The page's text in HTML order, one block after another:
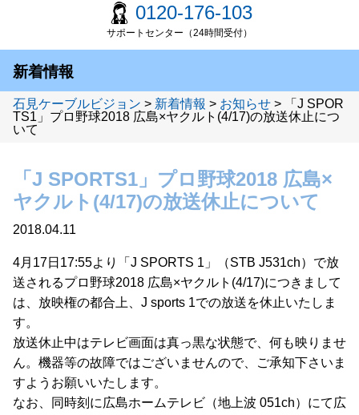
0120-176-103
サポートセンター（24時間受付）
新着情報
石見ケーブルビジョン > 新着情報 > お知らせ >
「J SPOR
TS1」プロ野球2018 広島×ヤクルト(4/17)の放送休止につ
いて
「J SPORTS1」プロ野球2018 広島×
ヤクルト(4/17)の放送休止について
2018.04.11
4月17日17:55より「J SPORTS 1」（STB J531ch）で放
送されるプロ野球2018 広島×ヤクルト(4/17)につきまして
は、放映権の都合上、J sports 1での放送を休止いたしま
す。
放送休止中はテレビ画面は真っ黒な状態で、何も映りませ
ん。機器等の故障ではございませんので、ご承知下さいま
すようお願いいたします。
なお、同時刻に広島ホームテレビ（地上波 051ch）にて広